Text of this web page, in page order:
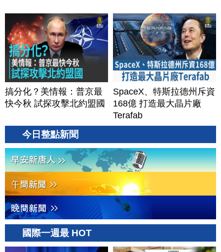
搞分化？美情報：普京最
快今秋 試探攻擊北約盟國
SpaceX、特斯拉德州斥資
168億 打造最大晶片廠
Terafab
今日整點新聞
國際一週最 HOT